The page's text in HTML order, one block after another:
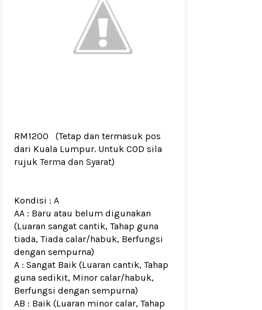
RM1200
(Tetap dan termasuk pos
dari Kuala Lumpur. Untuk COD sila
rujuk Terma dan Syarat)
Kondisi : A
AA : Baru atau belum digunakan
(Luaran sangat cantik, Tahap guna
tiada, Tiada calar/habuk, Berfungsi
dengan sempurna)
A : Sangat Baik (Luaran cantik, Tahap
guna sedikit, Minor calar/habuk,
Berfungsi dengan sempurna)
AB : Baik (Luaran minor calar, Tahap